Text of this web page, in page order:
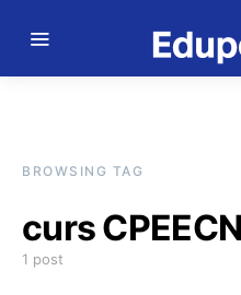
BROWSING TAG
curs CPEECN
1 post